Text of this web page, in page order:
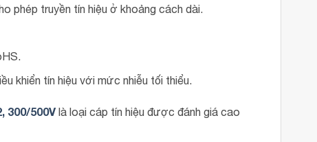
phép truyền tín hiệu ở khoảng cách dài.
khiển tín hiệu với mức nhiễu tối thiểu.
300/500Vlà loại cáp tín hiệu được đánh giá cao